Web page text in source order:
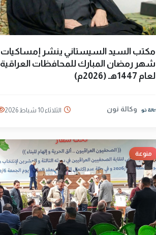
مكتب السيد السيستاني ينشر إمساكيات
شهر رمضان المبارك للمحافظات العراقية
لعام 1447هـ (2026م)
وكالة نون الثلاثاء 10 شباط 2026
منوعة